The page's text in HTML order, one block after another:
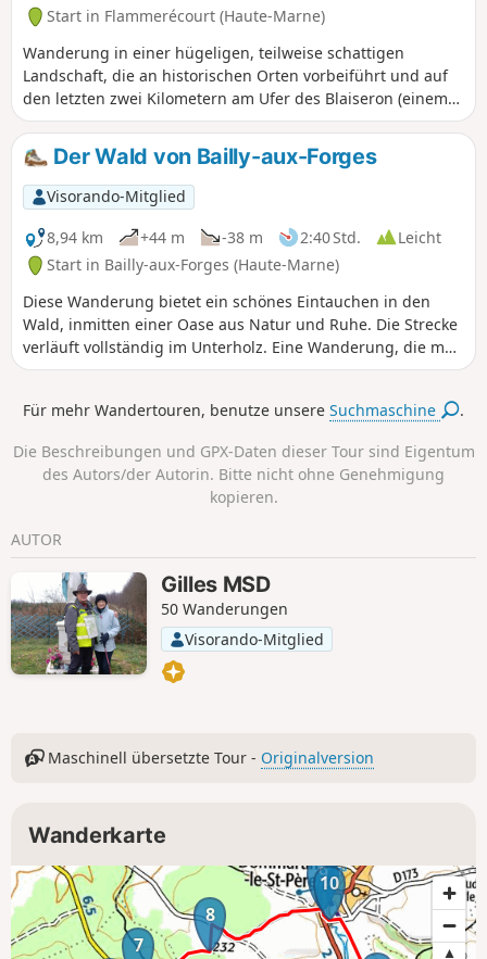
Start in Flammerécourt (Haute-Marne)
Wanderung in einer hügeligen, teilweise schattigen
Landschaft, die an historischen Orten vorbeiführt und auf
den letzten zwei Kilometern am Ufer des Blaiseron (einem
Nebenfluss der Blaise) entlangführt. Die drei durchquerten
Dörfer sind geschichtsträchtig, und man wandelt eine Zeit
lang auf den Spuren von Jeanne d’Arc.
Der Wald von Bailly-aux-Forges
Visorando-Mitglied
8,94 km
+44 m -38 m 2:40 Std.
Leicht
Start in Bailly-aux-Forges (Haute-Marne)
Diese Wanderung bietet ein schönes Eintauchen in den
Wald, inmitten einer Oase aus Natur und Ruhe. Die Strecke
verläuft vollständig im Unterholz. Eine Wanderung, die man
besonders im Sommer bei großer Hitze unternehmen sollte.
Für mehr Wandertouren, benutze unsereSuchmaschine .
Die Beschreibungen und GPX-Daten dieser Tour sind Eigentum
des Autors/der Autorin. Bitte nicht ohne Genehmigung
kopieren.
AUTOR
Gilles MSD
50 Wanderungen
Visorando-Mitglied
Maschinell übersetzte Tour - Originalversion
Wanderkarte
7
8
9
10